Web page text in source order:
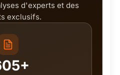
d'experts et des
exclusifs.